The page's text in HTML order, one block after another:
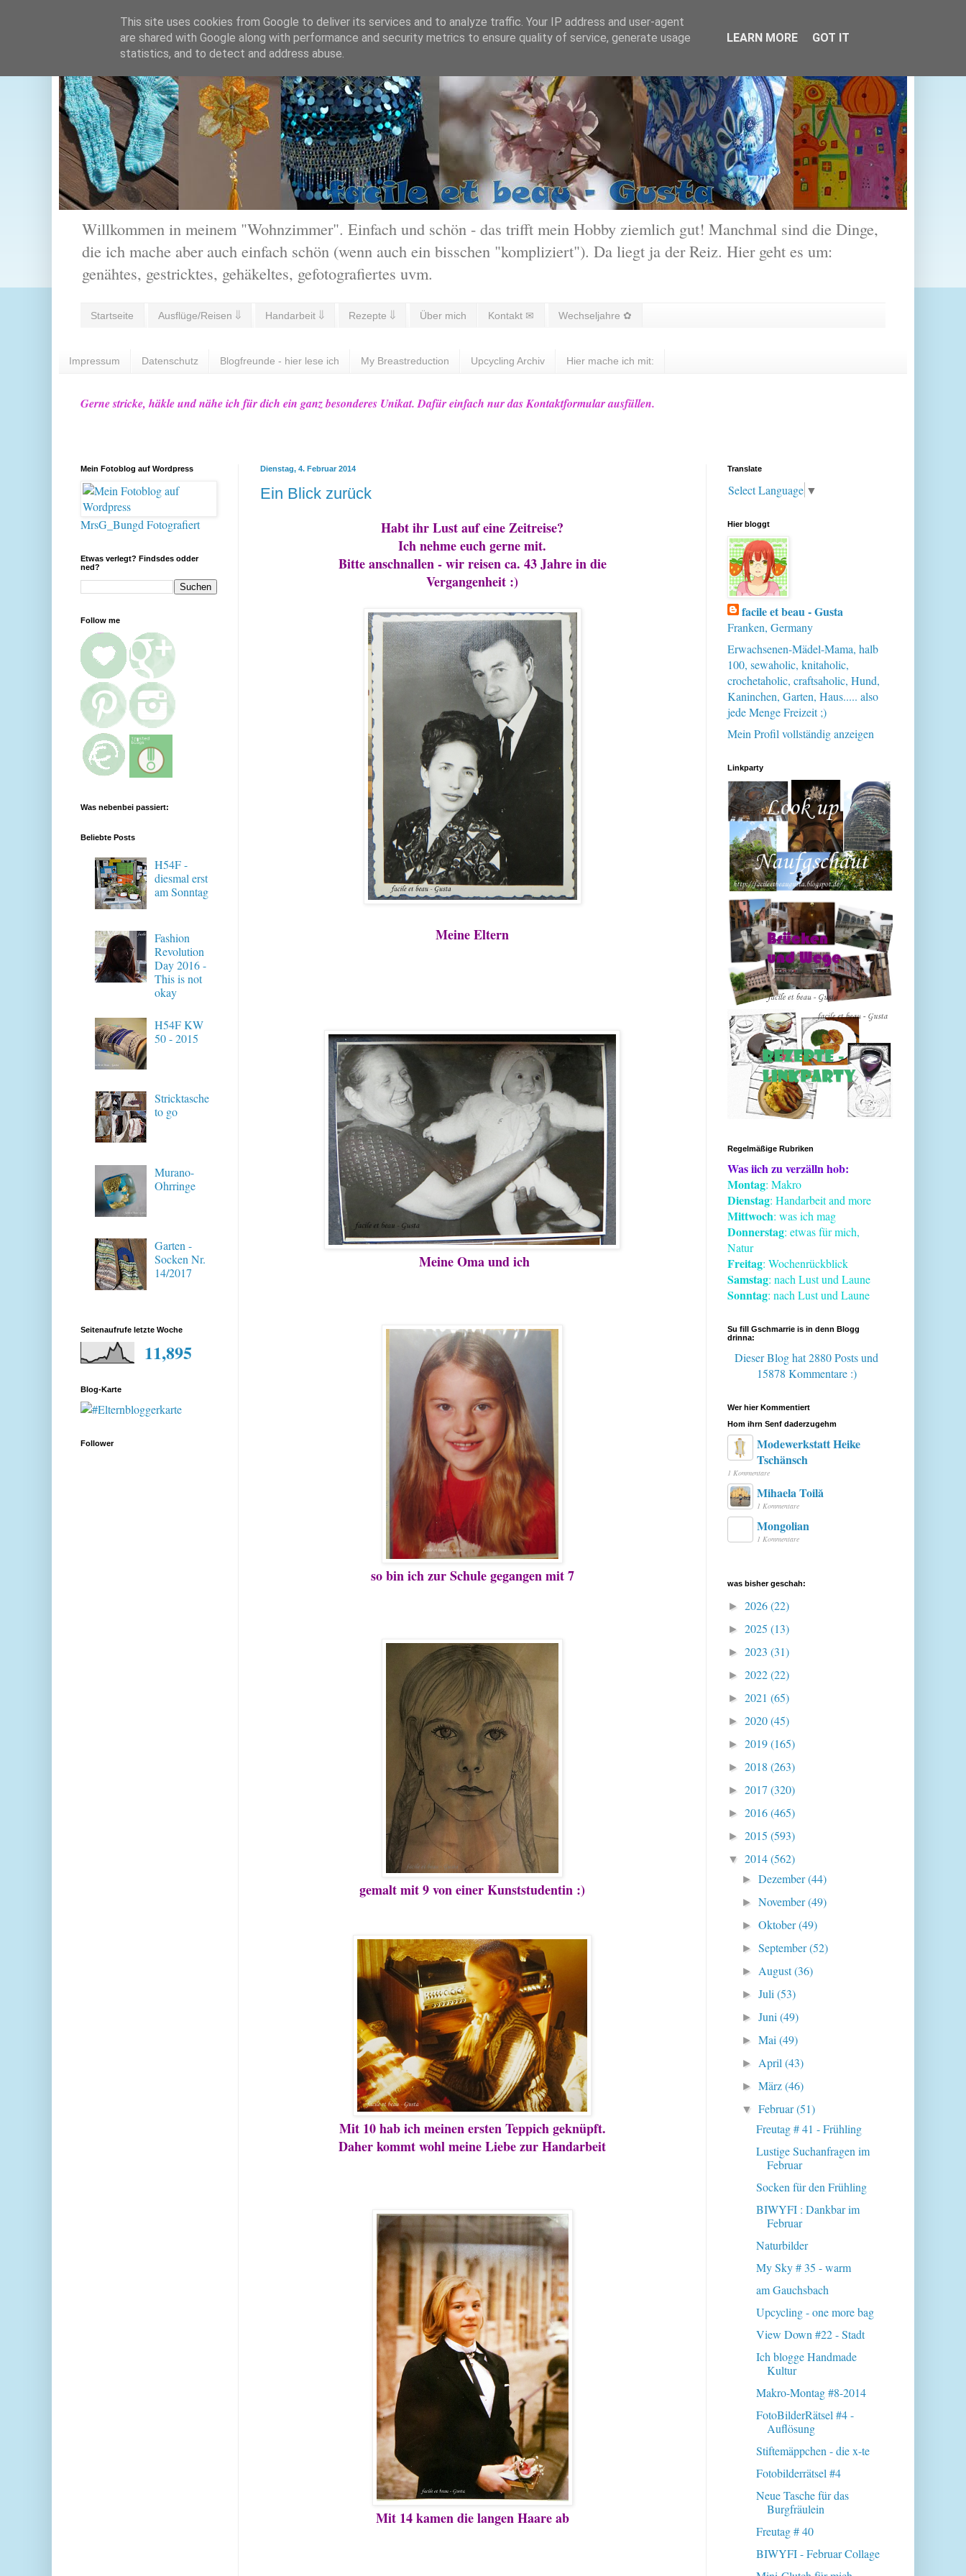
Willkommen in meinem "Wohnzimmer". Einfach und schön - das trifft mein Hobby ziemlich gut! Manchmal sind die Dinge,
die ich mache aber auch einfach schön (wenn auch ein bisschen "kompliziert"). Da liegt ja der Reiz. Hier geht es um:
genähtes, gestricktes, gehäkeltes, gefotografiertes uvm.
Startseite Ausflüge/Reisen ⇓ Handarbeit ⇓ Rezepte ⇓ Über mich Kontakt ✉ Wechseljahre ✿
Impressum Datenschutz Blogfreunde - hier lese ich My Breastreduction Upcycling Archiv Hier mache ich mit:
Gerne stricke, häkle und nähe ich für dich ein ganz besonderes Unikat. Dafür einfach nur das Kontaktformular ausfüllen.
Dienstag, 4. Februar 2014
Ein Blick zurück
Habt ihr Lust auf eine Zeitreise?
Ich nehme euch gerne mit.
Bitte anschnallen - wir reisen ca. 43 Jahre in die
Vergangenheit :)
Meine Eltern
Meine Oma und ich
so bin ich zur Schule gegangen mit 7
gemalt mit 9 von einer Kunststudentin :)
Mit 10 hab ich meinen ersten Teppich geknüpft.
Daher kommt wohl meine Liebe zur Handarbeit
Mit 14 kamen die langen Haare ab
Mein Fotoblog auf Wordpress
MrsG_Bungd Fotografiert
Etwas verlegt? Findsdes odder
ned?
Follow me
Was nebenbei passiert:
Beliebte Posts
H54F -
diesmal erst
am Sonntag
Fashion
Revolution
Day 2016 -
This is not
okay
H54F KW
50 - 2015
Stricktasche
to go
Murano-
Ohrringe
Garten -
Socken Nr.
14/2017
Seitenaufrufe letzte Woche
11,895
Blog-Karte
Follower
Translate
Select Language ▼
Hier bloggt
facile et beau - Gusta
Franken, Germany
Erwachsenen-Mädel-Mama, halb
100, sewaholic, knitaholic,
crochetaholic, craftsaholic, Hund,
Kaninchen, Garten, Haus..... also
jede Menge Freizeit ;)
Mein Profil vollständig anzeigen
Linkparty
Regelmäßige Rubriken
Was iich zu verzälln hob:
Montag: Makro
Dienstag: Handarbeit and more
Mittwoch: was ich mag
Donnerstag: etwas für mich,
Natur
Freitag: Wochenrückblick
Samstag: nach Lust und Laune
Sonntag: nach Lust und Laune
Su fill Gschmarrie is in denn Blogg
drinna:
Dieser Blog hat 2880 Postsund
15878 Kommentare :)
Wer hier Kommentiert
Hom ihrn Senf daderzugehm
Modewerkstatt Heike
Tschänsch
1 Kommentare
Mihaela Toilă
1 Kommentare
Mongolian
1 Kommentare
was bisher geschah:
► 2026(22)
► 2025 (13)
► 2023 (31)
► 2022(22)
► 2021 (65)
► 2020(45)
► 2019(165)
► 2018 (263)
► 2017 (320)
► 2016(465)
► 2015 (593)
▼ 2014(562)
►Dezember(44)
►November(49)
►Oktober(49)
►September(52)
► August(36)
►Juli(53)
►Juni(49)
►Mai(49)
► April(43)
►März(46)
▼Februar(51)
Freutag # 41 - Frühling
Lustige Suchanfragen im
Februar
Socken für den Frühling
BIWYFI : Dankbar im
Februar
Naturbilder
My Sky # 35 - warm
am Gauchsbach
Upcycling - one more bag
View Down #22 - Stadt
Ich blogge Handmade
Kultur
Makro-Montag #8-2014
FotoBilderRätsel #4 -
Auflösung
Stiftemäppchen - die x-te
Fotobilderrätsel #4
Neue Tasche für das
Burgfräulein
Freutag # 40
BIWYFI - Februar Collage
This site uses cookies from Google to deliver its services and to analyze traffic. Your IP address and user-agent
are shared with Google along with performance and security metrics to ensure quality of service, generate usage
statistics, and to detect and address abuse.
LEARN MORE GOT IT